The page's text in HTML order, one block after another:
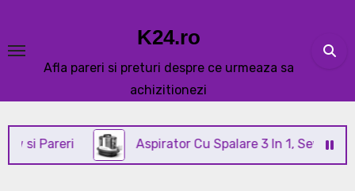
content
K24.ro
Afla pareri si preturi despre ce urmeaza sa
achizitionezi
Aspirator Cu Spalare 3 In 1, SeveShop® C3